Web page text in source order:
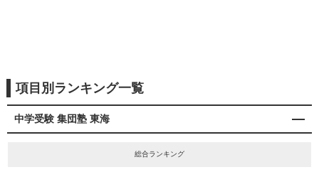
項目別ランキング一覧
中学受験 集団塾 東海
総合ランキング